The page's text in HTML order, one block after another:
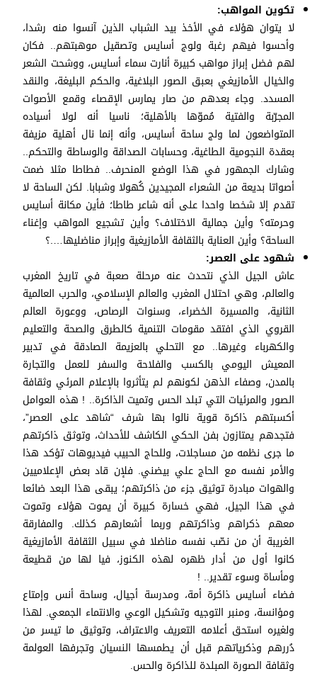
تكوين المواهب:
لا يتوان هؤلاء في الأخذ بيد الشباب الذين آنسوا منه رشدا،
وأحسوا فيهم رغبة ولوج أسايس وتصقيل موهبتهم.. فكان
لهم فضل إبراز مواهب كبيرة أنارت سماء أسايس، ووشحت الشعر
والخيال الأمازيغي بعبق الصور البلاغية، والحكم البليغة، والنقد
المسدد. وجاء بعدهم من صار يمارس الإقصاء وقمع الأصوات
المجرّبة والفتية مُموّها بالأهلية؛ ناسيا أنه لولا أسياده
المتواضعون لما ولج ساحة أسايس، وأنه إنما نال أهلية مزيفة
بعقدة النجومية الطاغية، وحسابات الصداقة والوساطة والتحكم..
وشارك الجمهور في هذا الوضع المنحرف.. فطاطا مثلا ضمت
أصواتا بديعة من الشعراء المجيدين كُهولا وشبابا. لكن الساحة لا
تقدم إلا شخصا واحدا على أنه شاعر طاطا؛ فأين مكانة أسايس
وحرمته؟ وأين جمالية الاختلاف؟ وأين تشجيع المواهب وإغناء
الساحة؟ وأين العناية بالثقافة الأمازيغية وإبراز مناضليها….؟
شهود على العصر:
عاش الجيل الذي نتحدث عنه مرحلة صعبة في تاريخ المغرب
والعالم، وهي احتلال المغرب والعالم الإسلامي، والحرب العالمية
الثانية، والمسيرة الخضراء، وسنوات الرصاص، ووعورة العالم
القروي الذي افتقد مقومات التنمية كالطرق والصحة والتعليم
والكهرباء وغيرها.. مع التحلي بالعزيمة الصادقة في تدبير
المعيش اليومي بالكسب والفلاحة والسفر للعمل والتجارة
بالمدن، وصفاء الذهن لكونهم لم يتأثروا بالإعلام المرئي وثقافة
الصور والمرئيات التي تبلد الحس وتميت الذاكرة.. ! هذه العوامل
أكسبتهم ذاكرة قوية نالوا بها شرف “شاهد على العصر”،
فتجدهم يمتازون بفن الحكي الكاشف للأحداث، وتوثق ذاكرتهم
ما جرى نظمه من مساجلات، وللحاج الحبيب فيديوهات تؤكد هذا
والأمر نفسه مع الحاج علي بيضني. فلإن قاد بعض الإعلاميين
والهوات مبادرة توثيق جزء من ذاكرتهم؛ يبقى هذا البعد ضائعا
في هذا الجيل، فهي خسارة كبيرة أن يموت هؤلاء وتموت
معهم ذكراهم وذاكرتهم وربما أشعارهم كذلك. والمفارقة
الغريبة أن من نصّب نفسه مناضلا في سبيل الثقافة الأمازيغية
كانوا أول من أدار ظهره لهذه الكنوز، فيا لها من قطيعة
ومأساة وسوء تقدير.. !
فضاء أسايس ذاكرة أمة، ومدرسة أجيال، وساحة أنس وإمتاع
ومؤانسة، ومنبر التوجيه وتشكيل الوعي والانتماء الجمعي. لهذا
ولغيره استحق أعلامه التعريف والاعتراف، وتوثيق ما تيسر من
دُررهم وذكرياتهم قبل أن يطمسها النسيان وتجرفها العولمة
وثقافة الصورة المبلدة للذاكرة والحس.